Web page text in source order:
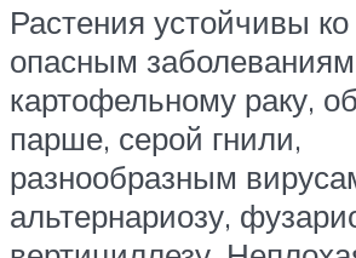
Растения устойчивы
опасным
картофельному раку,
парше, серой гнили,
разнообразным
альтернариозу,